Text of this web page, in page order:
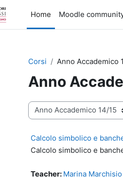
Home
Moodle
Corsi Anno Accademico
Anno
Categorie di corso
Calcolo simbolico e
Calcolo simbolico e
Teacher: Marina Marchisio